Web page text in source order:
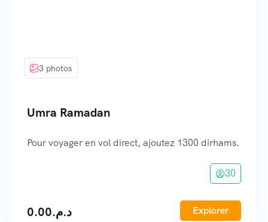
3 photos
Umra Ramadan
Pour voyager en vol direct, ajoutez 1300 dirhams.
30
د.م.0.00 Explorer